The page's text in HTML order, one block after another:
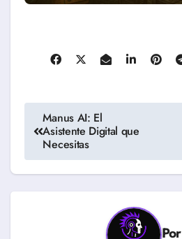
Navegación
de
entradas
Manus AI: El
Asistente Digital que
Necesitas
Por